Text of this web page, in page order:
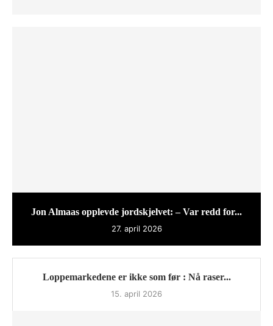
Jon Almaas opplevde jordskjelvet: – Var redd for...
27. april 2026
Loppemarkedene er ikke som før : Nå raser...
15. april 2026